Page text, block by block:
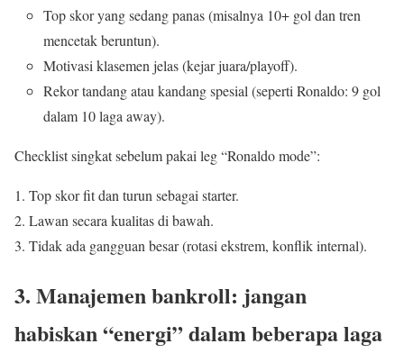
Top skor yang sedang panas (misalnya 10+ gol dan tren
mencetak beruntun).
Motivasi klasemen jelas (kejar juara/playoff).
Rekor tandang atau kandang spesial (seperti Ronaldo: 9 gol
dalam 10 laga away).
Checklist singkat sebelum pakai leg “Ronaldo mode”:
Top skor fit dan turun sebagai starter.
Lawan secara kualitas di bawah.
Tidak ada gangguan besar (rotasi ekstrem, konflik internal).
3. Manajemen bankroll: jangan
habiskan “energi” dalam beberapa laga